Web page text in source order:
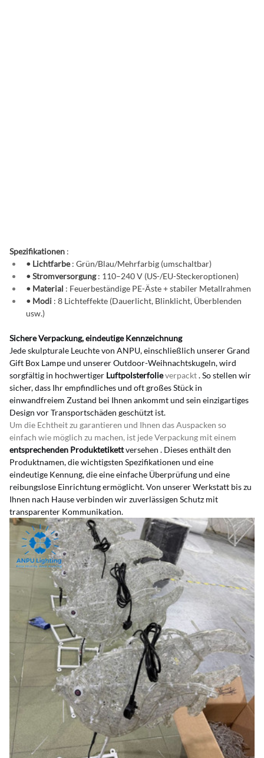
Spezifikationen :
• Lichtfarbe : Grün/Blau/Mehrfarbig (umschaltbar)
• Stromversorgung : 110–240 V (US-/EU-Steckeroptionen)
• Material : Feuerbeständige PE-Äste + stabiler Metallrahmen
• Modi : 8 Lichteffekte (Dauerlicht, Blinklicht, Überblenden
usw.)
Sichere Verpackung, eindeutige Kennzeichnung
Jede skulpturale Leuchte von ANPU, einschließlich unserer Grand
Gift Box Lampe und unserer Outdoor-Weihnachtskugeln, wird
sorgfältig in hochwertiger Luftpolsterfolie verpackt . So stellen wir
sicher, dass Ihr empfindliches und oft großes Stück in
einwandfreiem Zustand bei Ihnen ankommt und sein einzigartiges
Design vor Transportschäden geschützt ist.
Um die Echtheit zu garantieren und Ihnen das Auspacken so
einfach wie möglich zu machen, ist jede Verpackung mit einem
entsprechenden Produktetikettversehen . Dieses enthält den
Produktnamen, die wichtigsten Spezifikationen und eine
eindeutige Kennung, die eine einfache Überprüfung und eine
reibungslose Einrichtung ermöglicht. Von unserer Werkstatt bis zu
Ihnen nach Hause verbinden wir zuverlässigen Schutz mit
transparenter Kommunikation.